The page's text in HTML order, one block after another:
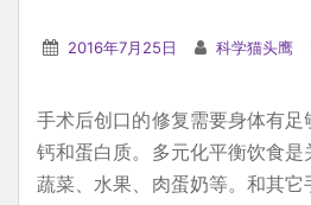
2016年7月25日 科学猫头鹰
手术后创口的修复需要身体有
钙和蛋白质。多元化平衡饮食
蔬菜、水果、肉蛋奶等。和其